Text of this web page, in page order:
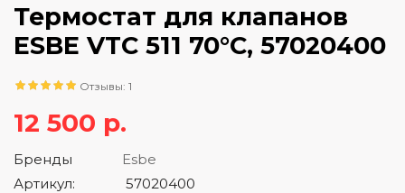
Термостат для клапанов
ESBE VTC 511 70°C, 57020400
Отзывы: 1
12 500 р.
Бренды
Esbe
Артикул:
57020400